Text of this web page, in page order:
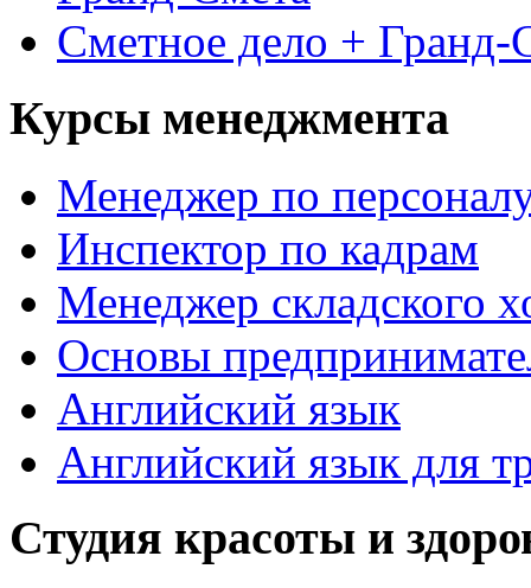
Сметное дело + Гранд-
Курсы менеджмента
Менеджер по
Инспектор по кадрам
Менеджер складского
Основы
Английский язык
Английский язык для
Студия красоты и